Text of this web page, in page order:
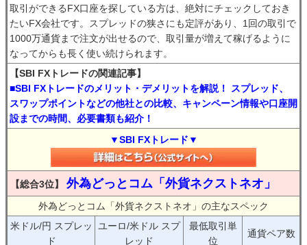
取引ができるFX口座を探している方は、絶対にチェックしておき
たいFX会社です。スプレッドの狭さにも定評があり、1回の取引で
1000万通貨まで注文が出せるので、取引量が増えて稼げるように
なってからも長く使い続けられます。
【SBI FXトレードの関連記事】
■SBI FXトレードのメリット・デメリットを解説！ スプレッド、
スワップポイントなどの他社との比較、キャンペーン情報や口座開
設までの時間、必要書類も紹介！
▼SBI FXトレード▼
【総合3位】 外為どっとコム「外貨ネクストネオ」
外為どっとコム「外貨ネクストネオ」の主なスペック
米ドル/円 スプレッ
ド
ユーロ/米ドル スプ
レッド
最低取引単
位
通貨ペア数